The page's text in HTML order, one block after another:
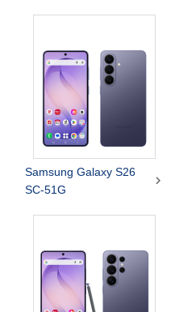
Samsung Galaxy S26
SC-51G
